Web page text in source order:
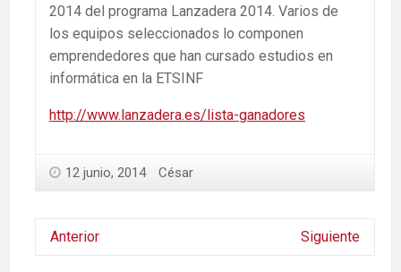
2014 del programa Lanzadera 2014. Varios de
los equipos seleccionados lo componen
emprendedores que han cursado estudios en
informática en la ETSINF
http://www.lanzadera.es/lista-ganadores
12 junio, 2014 César
Anterior Siguiente